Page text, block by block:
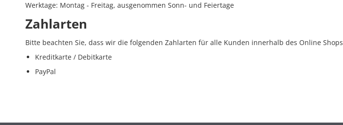
Werktage: Montag - Freitag, ausgenommen Sonn- und Feiertage
Zahlarten
Bitte beachten Sie, dass wir die folgenden Zahlarten für alle Kunden innerhalb des Online Shops
Kreditkarte / Debitkarte
PayPal